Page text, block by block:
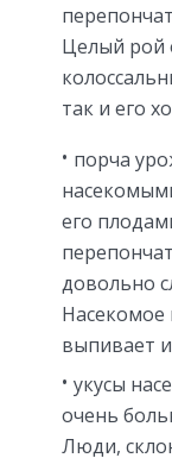
Целый рой
так и его
порча
его
довольно
Насекомое
выпивает
укусы
очень
Люди,